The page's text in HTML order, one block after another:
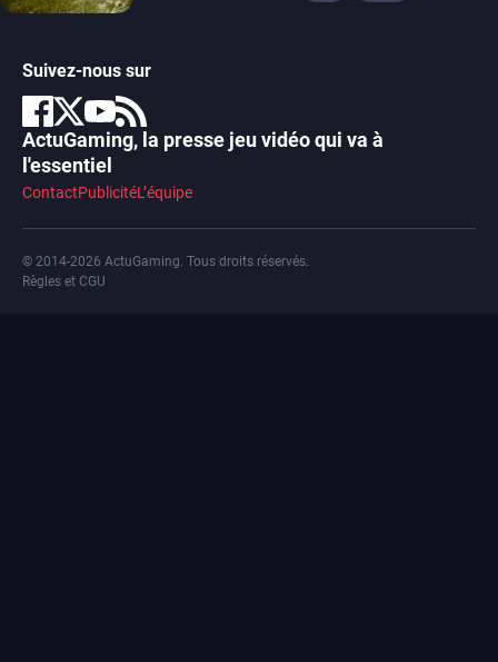
Suivez-nous sur
ActuGaming, la presse jeu vidéo qui va à
l'essentiel
ContactPublicitéL’équipe
© 2014-2026 ActuGaming. Tous droits réservés.
Règles et CGU